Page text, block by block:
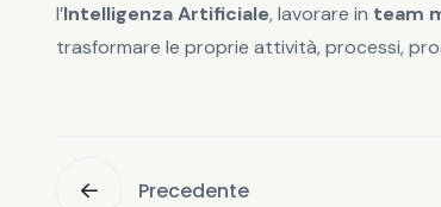
l’Intelligenza Artificiale, lavorare in team
trasformare le proprie attività, processi,
Precedente